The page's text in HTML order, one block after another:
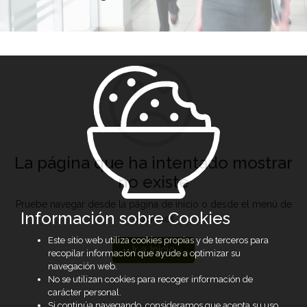
La página que ha intentado mostrar
no existe
Pruebe navegar desde la página de inicio o desde el menú de
opciones
Ir a Inicio
Información sobre Cookies
Este sitio web utiliza cookies propias y de terceros para
recopilar información que ayude a optimizar su
navegación web.
No se utilizan cookies para recoger información de
carácter personal.